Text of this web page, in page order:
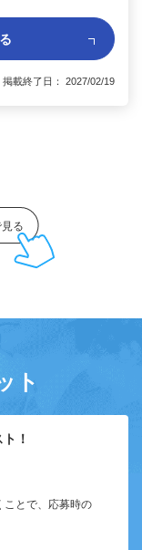
載終了日： 2027/02/19
ト
！
ことで、応募時の